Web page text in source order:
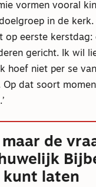
vormen vooral
in de kerk.
op eerste kerstdag:
gericht. Ik wil
hoef niet per se
Op dat soort
maar de
kunt laten